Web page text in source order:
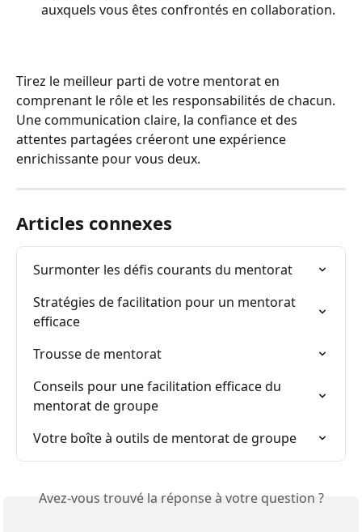
auxquels vous êtes confrontés en collaboration.
Tirez le meilleur parti de votre mentorat en
comprenant le rôle et les responsabilités de chacun.
Une communication claire, la confiance et des
attentes partagées créeront une expérience
enrichissante pour vous deux.
Articles connexes
Surmonter les défis courants du mentorat
Stratégies de facilitation pour un mentorat
efficace
Trousse de mentorat
Conseils pour une facilitation efficace du
mentorat de groupe
Votre boîte à outils de mentorat de groupe
Avez-vous trouvé la réponse à votre question ?